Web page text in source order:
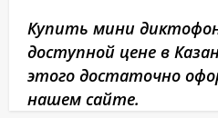
Купить мини
доступной цене в
этого достаточно
нашем сайте.